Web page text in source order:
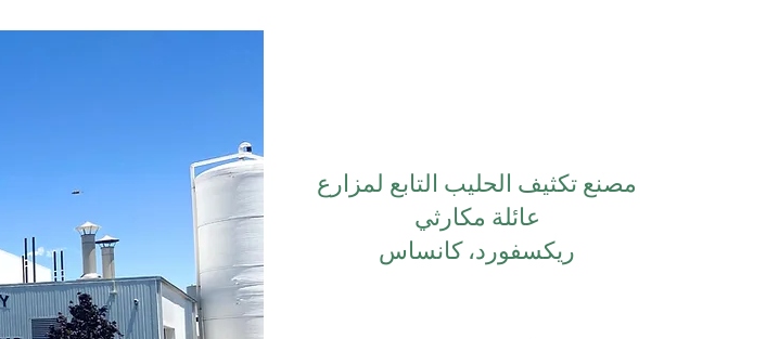
مصنع تكثيف الحليب التابع لمزارع
عائلة مكارثي
ريكسفورد، كانساس